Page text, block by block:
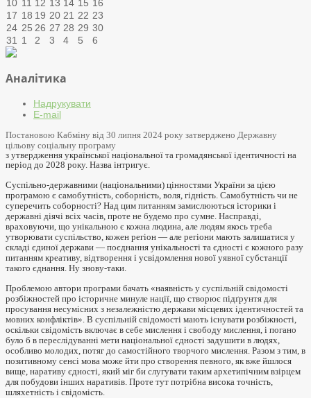
10 11 12 13 14 15 16
17 18 19 20 21 22 23
24 25 26 27 28 29 30
31
1 2 3 4 5 6
Аналітика
Надрукувати
E-mail
Постановою Кабміну від 30 липня 2024 року затверджено Державну
цільову соціальну програму
з утвердження української національної та громадянської ідентичності на
період до 2028 року. Назва інтригує.
Суспільно-державними (національними) цінностями України за цією
програмою є самобутність, соборність, воля, гідність. Самобутність чи не
суперечить соборності? Над цим питанням замислюються історики і
державні діячі всіх часів, проте не будемо про сумне. Насправді,
враховуючи, що унікальною є кожна людина, але людям якось треба
утворювати суспільство, кожен регіон — але регіони мають залишатися у
складі єдиної держави — поєднання унікальності та єдності є кожного разу
питанням креативу, відтворення і усвідомлення нової уявної субстанції
такого єднання. Ну знову-таки.
Проблемою автори програми бачать «наявність у суспільній свідомості
розбіжностей про історичне минуле нації, що створює підґрунтя для
просування несумісних з незалежністю держави місцевих ідентичностей та
мовних конфліктів». В суспільній свідомості мають існувати розбіжності,
оскільки свідомість включає в себе мислення і свободу мислення, і погано
було б в переслідуванні мети національної єдності задушити в людях,
особливо молодих, потяг до самостійного творчого мислення. Разом з тим, в
позитивному сенсі мова може йти про створення певного, як вже йшлося
вище, наративу єдності, який міг би слугувати таким архетипічним взірцем
для побудови інших наративів. Проте тут потрібна висока точність,
шляхетність і свідомість.